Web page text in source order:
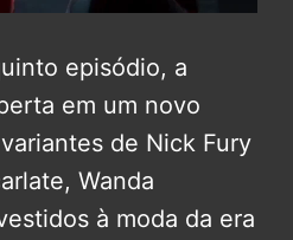
episódio, a
em um novo
de Nick Fury
Wanda
à moda da era